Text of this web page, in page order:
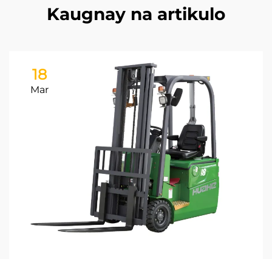
Kaugnay na artikulo
18
Mar